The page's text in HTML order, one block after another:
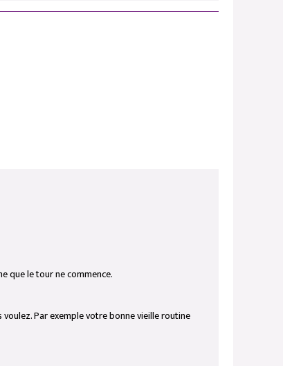
que le tour ne commence.
Par exemple votre bonne vieille routine